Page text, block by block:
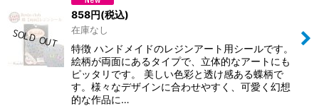
858円(税込)
在庫なし
特徴 ハンドメイドのレジンアート用シールです。
絵柄が両面にあるタイプで、立体的なアートにも
ピッタリです。 美しい色彩と透け感ある蝶柄で
す。様々なデザインに合わせやすく、可愛く幻想
的な作品に…